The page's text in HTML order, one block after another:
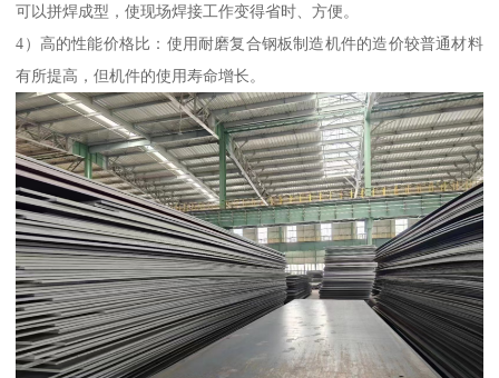
可以拼焊成型，使现场焊接工作变得省时、方便。
4）高的性能价格比：使用耐磨复合钢板制造机件的造价较普通材料
有所提高，但机件的使用寿命增长。